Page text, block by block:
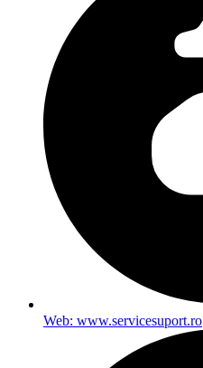
Web: www.servicesuport.ro